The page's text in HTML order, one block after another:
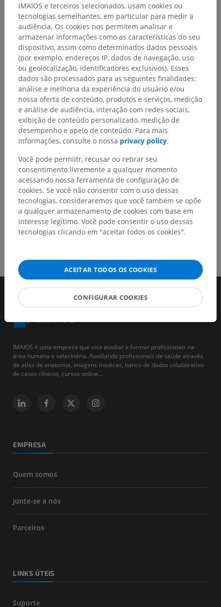
Traduções
Encontrou um erro?
Não hesite em nos sugerir uma correção, tradução ou
melhora de conteúdo.
Relatar um problema
BAIXE O APLICATIVO
IMAIOS é uma empresa que visa auxiliar e formar profissionais na
área humana e veterinária. Auxiliando profissionais de saúde através
de atlas de anatomia, imagens médicas, banco de dados colaborativo
de casos clínicos, cursos online...
EMPRESA
Quem somos
Junte-se a nós
Parceiros
LINKS ÚTEIS
Suporte
IMAIOS e terceiros selecionados, usam cookies ou
tecnologias semelhantes, em particular para medir a
audiência. Os cookies nos permitem analisar e
armazenar informações como as características do seu
dispositivo, assim como determinados dados pessoais
(por exemplo, endereços IP, dados de navegação, uso
ou geolocalização, identificadores exclusivos). Esses
dados são processados para as seguintes finalidades:
análise e melhoria da experiência do usuário e/ou
nossa oferta de conteúdo, produtos e serviços, medição
e análise de audiência, interação com redes sociais,
exibição de conteúdo personalizado, medição de
desempenho e apelo de conteúdo. Para mais
informações, consulte o nossa privacy policy.
Você pode permiitr, recusar ou retirar seu
consentimento livremente a qualquer momento
acessando nossa ferramenta de configuração de
cookies. Se você não consentir com o uso dessas
tecnologias, consideraremos que você também se opõe
a qualquer armazenamento de cookies com base em
interesse legítimo. Você pode consentir o uso dessas
tecnologias clicando em "aceitar todos os cookies".
ACEITAR TODOS OS COOKIES
CONFIGURAR COOKIES